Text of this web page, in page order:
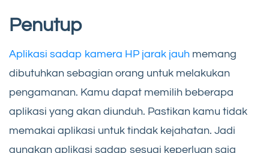
Penutup
Aplikasi sadap kamera HP jarak jauh memang
dibutuhkan sebagian orang untuk melakukan
pengamanan. Kamu dapat memilih beberapa
aplikasi yang akan diunduh. Pastikan kamu tidak
memakai aplikasi untuk tindak kejahatan. Jadi
gunakan aplikasi sadap sesuai keperluan saja